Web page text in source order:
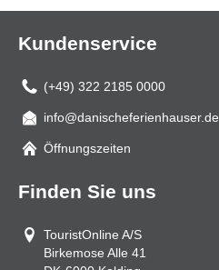
Kundenservice
(+49) 322 2185 0000
Mail
info@danischeferienhauser.de
Öffnungszeiten
Finden Sie uns
TouristOnline A/S
Birkemose Alle 41